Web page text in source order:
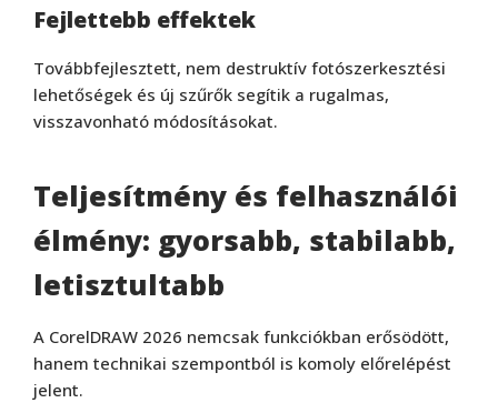
Fejlettebb effektek
Továbbfejlesztett, nem destruktív fotószerkesztési
lehetőségek és új szűrők segítik a rugalmas,
visszavonható módosításokat.
Teljesítmény és felhasználói
élmény: gyorsabb, stabilabb,
letisztultabb
A CorelDRAW 2026 nemcsak funkciókban erősödött,
hanem technikai szempontból is komoly előrelépést
jelent.